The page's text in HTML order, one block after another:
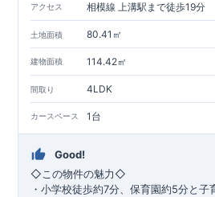
アクセス 相模線 上溝駅まで徒歩19分
土地面積 80.41㎡
建物面積 114.42㎡
間取り 4LDK
カースペース 1台
Good!
◇ この物件の魅力◇
・小学校徒歩約7分、保育園約5分と子